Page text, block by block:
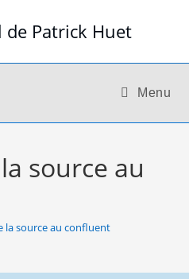
de Patrick Huet
Menu
source au
la source au confluent